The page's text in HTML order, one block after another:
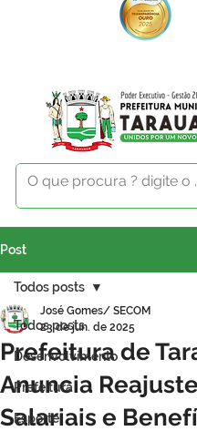
Post
Todos posts
Desenvolvimento
Prefeitura
Esporte
Todos posts
Prefeitura de
Anuncia
Salariais e
José Gomes/ SECOM
23 de jun. de 2025